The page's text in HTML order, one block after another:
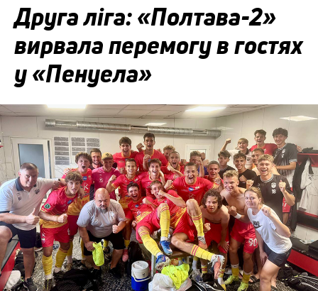
Друга ліга: «Полтава-2»
вирвала перемогу в гостях
у «Пенуела»